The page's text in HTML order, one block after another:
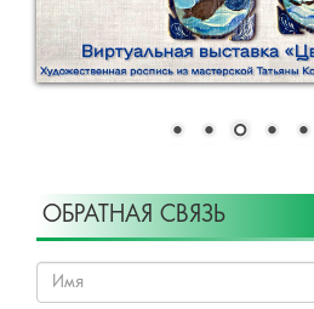
ОБРАТНАЯ СВЯЗЬ